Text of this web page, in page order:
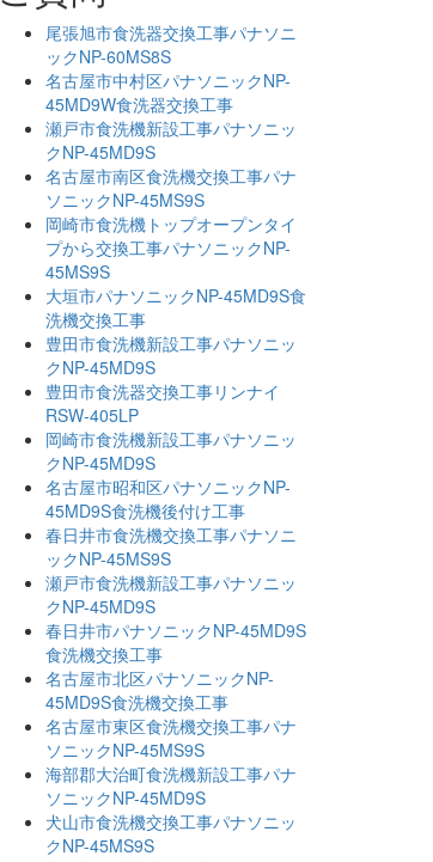
尾張旭市食洗器交換工事パナソニ
ックNP-60MS8S
名古屋市中村区パナソニックNP-
45MD9W食洗器交換工事
瀬戸市食洗機新設工事パナソニッ
クNP-45MD9S
名古屋市南区食洗機交換工事パナ
ソニックNP-45MS9S
岡崎市食洗機トップオープンタイ
プから交換工事パナソニックNP-
45MS9S
大垣市パナソニックNP-45MD9S食
洗機交換工事
豊田市食洗機新設工事パナソニッ
クNP-45MD9S
豊田市食洗器交換工事リンナイ
RSW-405LP
岡崎市食洗機新設工事パナソニッ
クNP-45MD9S
名古屋市昭和区パナソニックNP-
45MD9S食洗機後付け工事
春日井市食洗機交換工事パナソニ
ックNP-45MS9S
瀬戸市食洗機新設工事パナソニッ
クNP-45MD9S
春日井市パナソニックNP-45MD9S
食洗機交換工事
名古屋市北区パナソニックNP-
45MD9S食洗機交換工事
名古屋市東区食洗機交換工事パナ
ソニックNP-45MS9S
海部郡大治町食洗機新設工事パナ
ソニックNP-45MD9S
犬山市食洗機交換工事パナソニッ
クNP-45MS9S